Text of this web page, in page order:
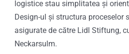
logistice stau simplitatea și
Design-ul și structura proceselor
asigurate de către Lidl Stiftung,
Neckarsulm.